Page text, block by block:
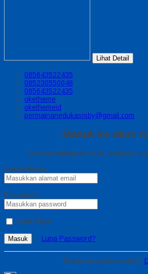
Lihat Detail
085643522435
085230550048
085643522435
oketheme
okethemeid
permainanedukasisby@gmail.com
Masuk ke akun
Selamat datang kembali, silahkan
Alamat Email
Password
Ingat Saya
Masuk Lupa Password?
Belum menjadi member?